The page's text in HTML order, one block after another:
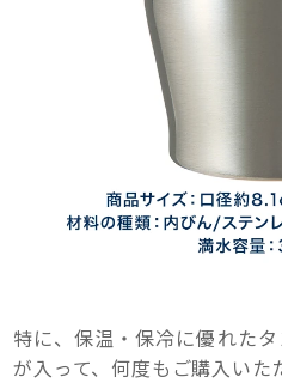
特に、保温・保冷に優れた
が入って、何度もご購入い